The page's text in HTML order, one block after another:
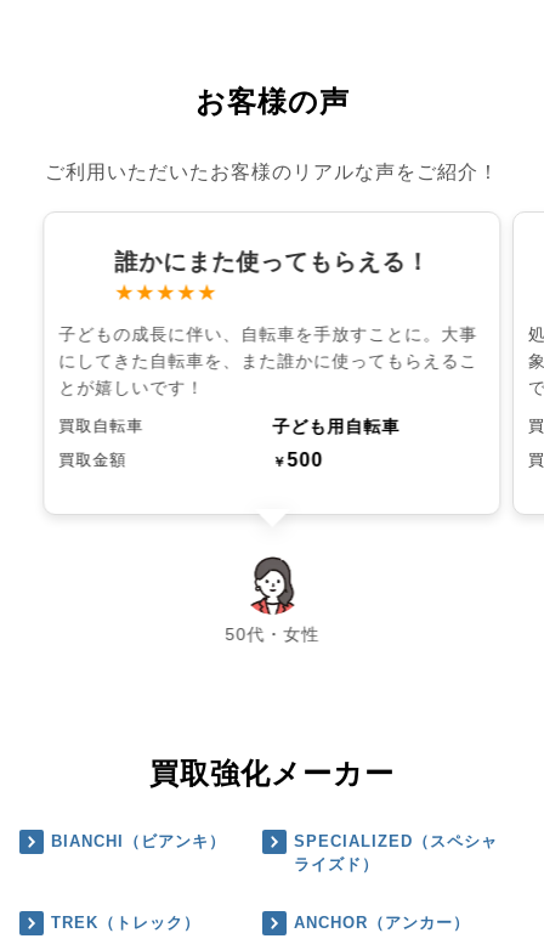
お客様の声
ご利用いただいたお客様のリアルな声をご紹介！
誰かにまた使ってもらえる！
★★★★★
子どもの成長に伴い、自転車を手放すことに。大事
にしてきた自転車を、また誰かに使ってもらえるこ
とが嬉しいです！
買取自転車 子ども用自転車
買取金額 ￥500
50代・女性
chevron_left chevron_right
買取強化メーカー
BIANCHI（ビアンキ）
SPECIALIZED（スペシャ
ライズド）
TREK（トレック） ANCHOR（アンカー）